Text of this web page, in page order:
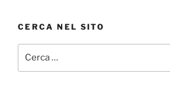
CERCA NEL SITO